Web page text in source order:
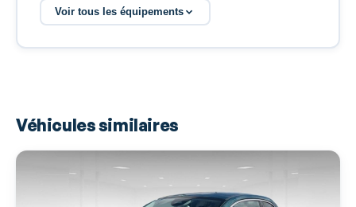
Airbags latéraux avant
Banquette AR rabattable
Voir tous les équipements
Véhicules similaires